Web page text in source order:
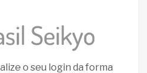
o seu login da forma